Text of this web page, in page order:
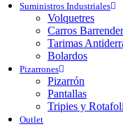
Suministros Industriales
Volquetres
Carros
Tarimas
Bolardos
Pizarrones
Pizarrón
Pantallas
Tripies y
Outlet